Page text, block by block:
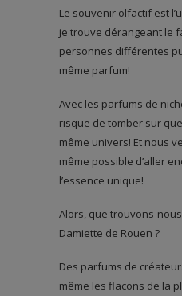
Le souvenir olfactif est
je trouve dérangeant le
personnes différentes
même parfum!
Avec les parfums de
risque de tomber sur
même univers! Et nous
même possible d’aller
l’essence unique!
Alors, que trouvons-
Damiette de Rouen ?
Des parfums de
même les flacons de la